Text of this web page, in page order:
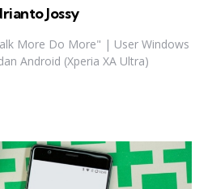
Jossy
More Do More" | User Windows
Android (Xperia XA Ultra)